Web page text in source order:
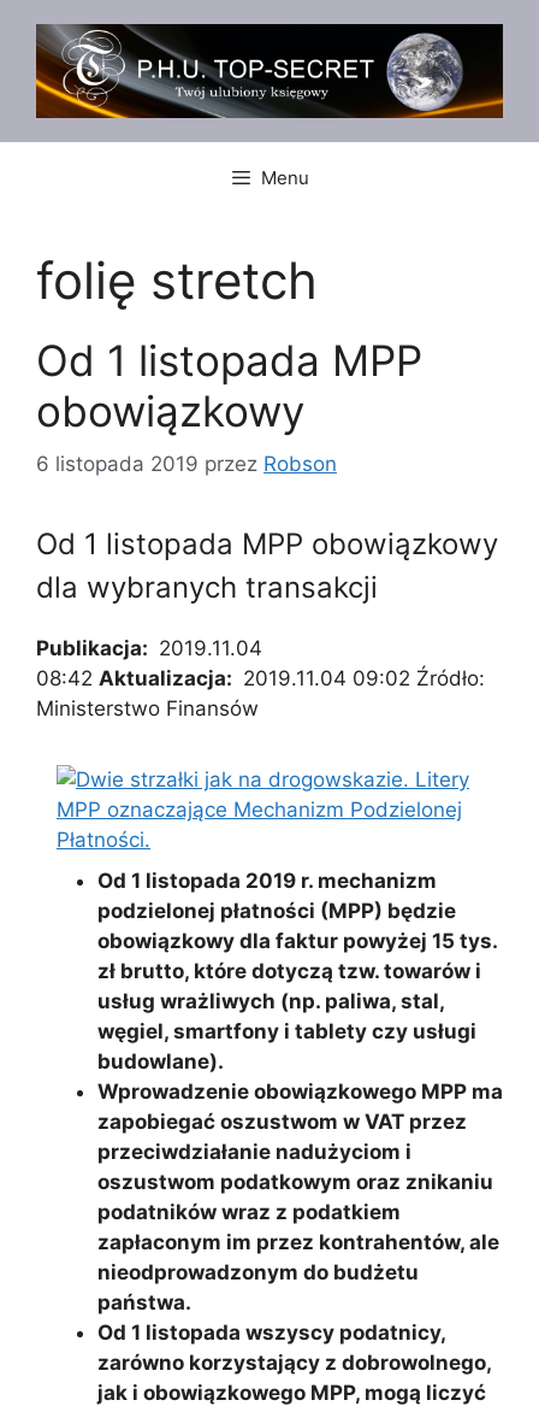
treści
Menu
folię stretch
Od 1 listopada MPP
obowiązkowy
6 listopada 2019 przez Robson
Od 1 listopada MPP obowiązkowy
dla wybranych transakcji
Publikacja: 2019.11.04
08:42 Aktualizacja: 2019.11.04 09:02 Źródło:
Ministerstwo Finansów
Od 1 listopada 2019 r. mechanizm
podzielonej płatności (MPP) będzie
obowiązkowy dla faktur powyżej 15 tys.
zł brutto, które dotyczą tzw. towarów i
usług wrażliwych (np. paliwa, stal,
węgiel, smartfony i tablety czy usługi
budowlane).
Wprowadzenie obowiązkowego MPP ma
zapobiegać oszustwom w VAT przez
przeciwdziałanie nadużyciom i
oszustwom podatkowym oraz znikaniu
podatników wraz z podatkiem
zapłaconym im przez kontrahentów, ale
nieodprowadzonym do budżetu
państwa.
Od 1 listopada wszyscy podatnicy,
zarówno korzystający z dobrowolnego,
jak i obowiązkowego MPP, mogą liczyć